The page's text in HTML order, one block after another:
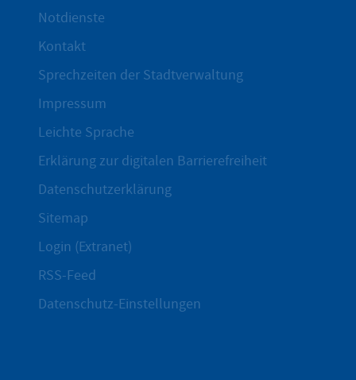
Notdienste
Kontakt
Sprechzeiten der Stadtverwaltung
Impressum
Leichte Sprache
Erklärung zur digitalen Barrierefreiheit
Datenschutzerklärung
Sitemap
Login (Extranet)
RSS-Feed
Datenschutz-Einstellungen